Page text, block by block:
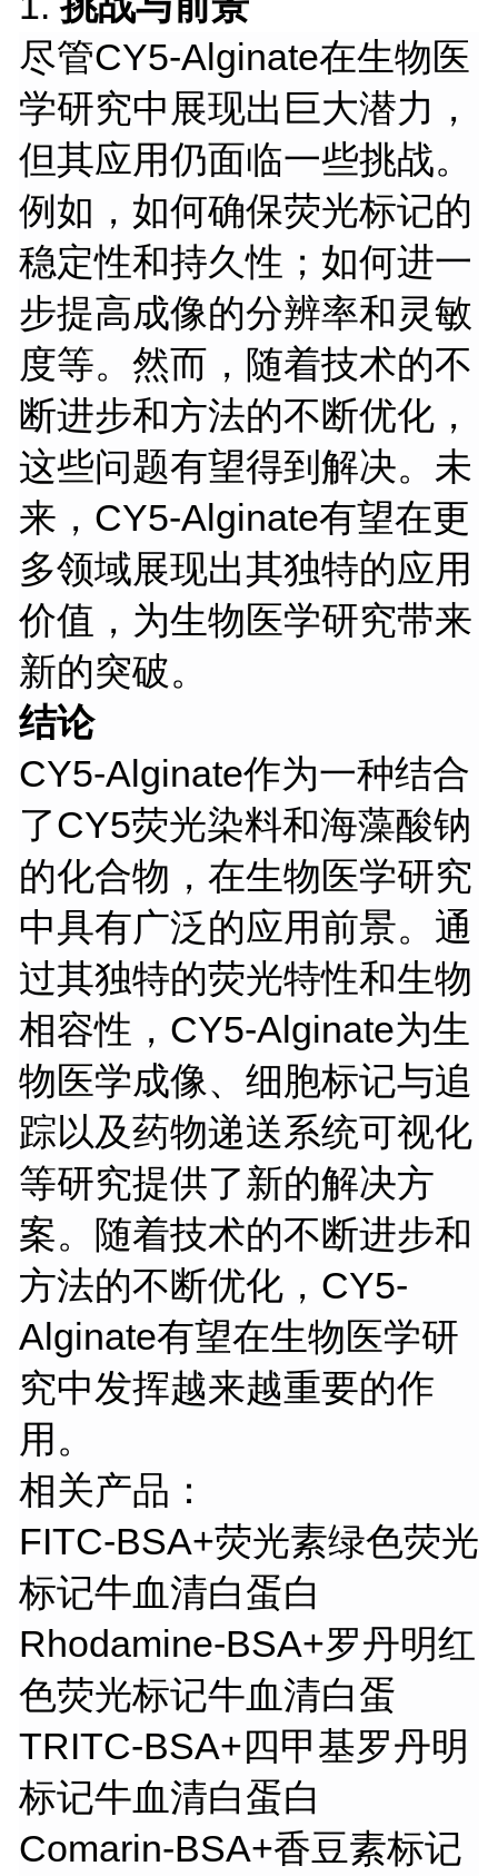
尽管CY5-Alginate在生物医
学研究中展现出巨大潜力，
但其应用仍面临一些挑战。
例如，如何确保荧光标记的
稳定性和持久性；如何进一
步提高成像的分辨率和灵敏
度等。然而，随着技术的不
断进步和方法的不断优化，
这些问题有望得到解决。未
来，CY5-Alginate有望在更
多领域展现出其独特的应用
价值，为生物医学研究带来
新的突破。
结论
CY5-Alginate作为一种结合
了CY5荧光染料和海藻酸钠
的化合物，在生物医学研究
中具有广泛的应用前景。通
过其独特的荧光特性和生物
相容性，CY5-Alginate为生
物医学成像、细胞标记与追
踪以及药物递送系统可视化
等研究提供了新的解决方
案。随着技术的不断进步和
方法的不断优化，CY5-
Alginate有望在生物医学研
究中发挥越来越重要的作
用。
相关产品：
FITC-BSA+荧光素绿色荧光
标记牛血清白蛋白
Rhodamine-BSA+罗丹明红
色荧光标记牛血清白蛋
TRITC-BSA+四甲基罗丹明
标记牛血清白蛋白
Comarin-BSA+香豆素标记